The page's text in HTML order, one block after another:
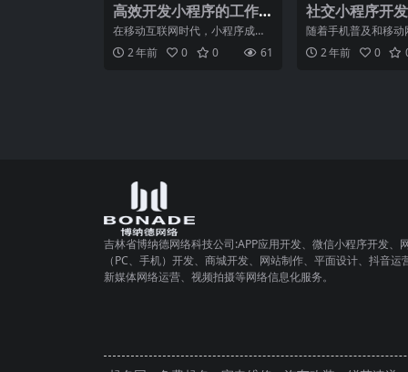
高效开发小程序的工作
流程和方法
在移动互联网时代，小程序成为
了一种流行的应用形式，其简
单、易用的特点受到了广大用
2 年前 0 0 61
社交小程序开
互动与动态分享
随着手机普及和移动
展，社交网络已经成
中不可或缺的一部分
2 年前 0
吉林省博纳德网络科技公司:APP应用开发、微信小程序开发、
（PC、手机）开发、商城开发、网站制作、平面设计、抖音运营
新媒体网络运营、视频拍摄等网络信息化服务。